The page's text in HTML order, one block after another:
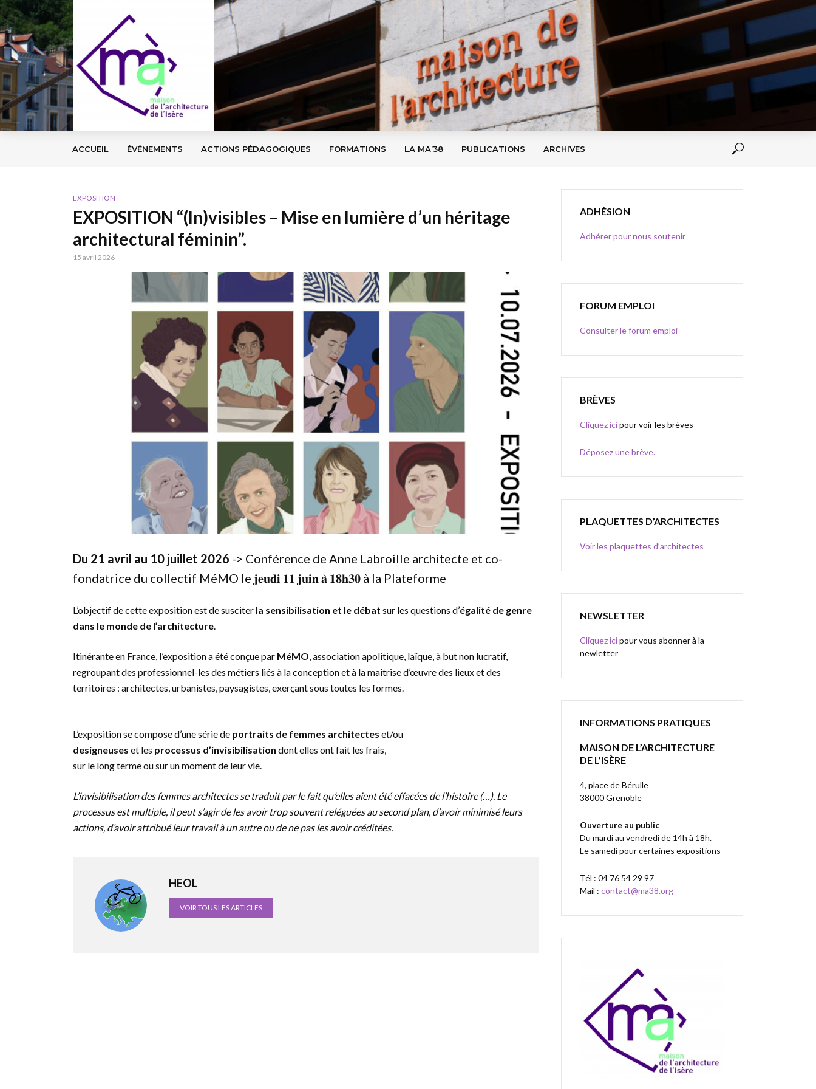
ACCUEIL ÉVÉNEMENTS ACTIONS PÉDAGOGIQUES FORMATIONS LA MA’38 PUBLICATIONS ARCHIVES
EXPOSITION
EXPOSITION “(In)visibles – Mise en lumière d’un héritage
architectural féminin”.
15 avril 2026
Du 21 avril au 10 juillet 2026 -> Conférence de Anne Labroille architecte et co-
fondatrice du collectif MéMO le 𝐣𝐞𝐮𝐝𝐢 𝟏𝟏 𝐣𝐮𝐢𝐧 𝐚̀ 𝟏𝟖𝐡𝟑𝟎 à la Plateforme
L’objectif de cette exposition est de susciter la sensibilisation et le débat sur les questions d’égalité de genre
dans le monde de l’architecture.
Itinérante en France, l’exposition a été conçue par MéMO, association apolitique, laïque, à but non lucratif,
regroupant des professionnel-les des métiers liés à la conception et à la maîtrise d’œuvre des lieux et des
territoires : architectes, urbanistes, paysagistes, exerçant sous toutes les formes.
L’exposition se compose d’une série de portraits de femmes architectes et/ou
designeuses et les processus d’invisibilisation dont elles ont fait les frais,
sur le long terme ou sur un moment de leur vie.
L’invisibilisation des femmes architectes se traduit par le fait qu’elles aient été effacées de l’histoire (…). Le
processus est multiple, il peut s’agir de les avoir trop souvent reléguées au second plan, d’avoir minimisé leurs
actions, d’avoir attribué leur travail à un autre ou de ne pas les avoir créditées.
HEOL
VOIR TOUS LES ARTICLES
ADHÉSION
Adhérer pour nous soutenir
FORUM EMPLOI
Consulter le forum emploi
BRÈVES
Cliquez icipour voir les brèves
Déposez une brève.
PLAQUETTES D’ARCHITECTES
Voir les plaquettes d’architectes
NEWSLETTER
Cliquez icipour vous abonner à la
newletter
INFORMATIONS PRATIQUES
MAISON DE L’ARCHITECTURE
DE L’ISÈRE
4, place de Bérulle
38000 Grenoble
Ouverture au public
Du mardi au vendredi de 14h à 18h.
Le samedi pour certaines expositions
Tél : 04 76 54 29 97
Mail : contact@ma38.org